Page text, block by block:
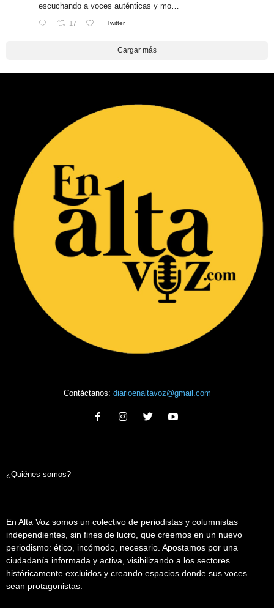
escuchando a voces auténticas y mo…
17 Twitter
Cargar más
Contáctanos: diarioenaltavoz@gmail.com
¿Quiénes somos?
En Alta Voz somos un colectivo de periodistas y columnistas
independientes, sin fines de lucro, que creemos en un nuevo
periodismo: ético, incómodo, necesario. Apostamos por una
ciudadanía informada y activa, visibilizando a los sectores
históricamente excluidos y creando espacios donde sus voces
sean protagonistas.